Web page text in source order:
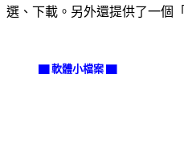
選、下載。另外還提供了一個「
▇ 軟體小檔案 ▇